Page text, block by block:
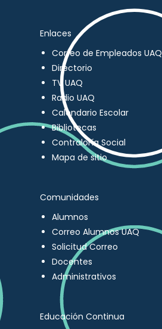
Enlaces
Correo de Empleados UAQ
Directorio
TV UAQ
Radio UAQ
Calendario Escolar
Bibliotecas
Contraloría Social
Mapa de sitio
Comunidades
Alumnos
Correo Alumnos UAQ
Solicitud Correo
Docentes
Administrativos
Educación Continua